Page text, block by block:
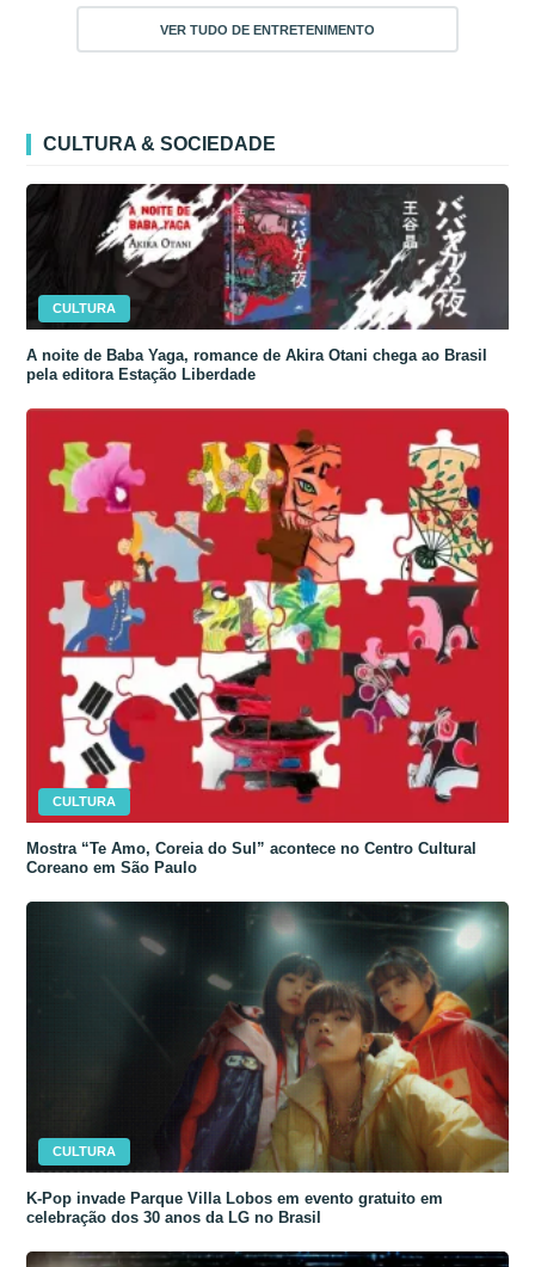
VER TUDO DE ENTRETENIMENTO
CULTURA & SOCIEDADE
CULTURA
A noite de Baba Yaga, romance de Akira Otani chega ao Brasil
pela editora Estação Liberdade
CULTURA
Mostra “Te Amo, Coreia do Sul” acontece no Centro Cultural
Coreano em São Paulo
CULTURA
K-Pop invade Parque Villa Lobos em evento gratuito em
celebração dos 30 anos da LG no Brasil